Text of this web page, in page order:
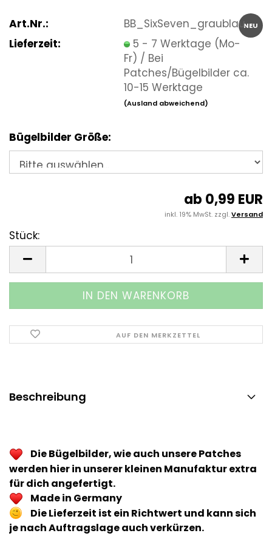
NEU
Art.Nr.:
BB_SixSeven_graublau
Lieferzeit:
5 - 7 Werktage (Mo-
Fr) / Bei
Patches/Bügelbilder ca.
10-15 Werktage
(Ausland abweichend)
Bügelbilder Größe:
ab 0,99 EUR
inkl. 19% MwSt. zzgl.Versand
Stück:
AUF DEN MERKZETTEL
Beschreibung
Die Bügelbilder, wie auch unsere Patches
werden hier in unserer kleinen Manufaktur extra
für dich angefertigt.
Made in Germany
Die Lieferzeit ist ein Richtwert und kann sich
je nach Auftragslage auch verkürzen.